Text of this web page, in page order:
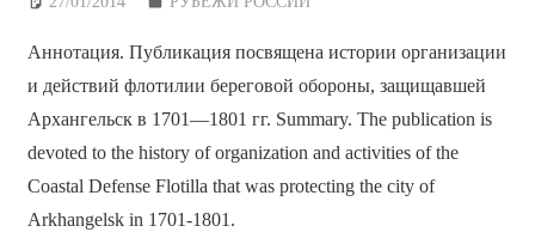
Аннотация. Публикация посвящена истории организации
и действий флотилии береговой обороны, защищавшей
Архангельск в 1701—1801 гг. Summary. The publication is
devoted to the history of organization and activities of the
Coastal Defense Flotilla that was protecting the city of
Arkhangelsk in 1701-1801.